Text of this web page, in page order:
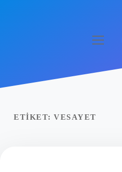
Yasal Uyarı
menüyü
ETIKET: VESAYET